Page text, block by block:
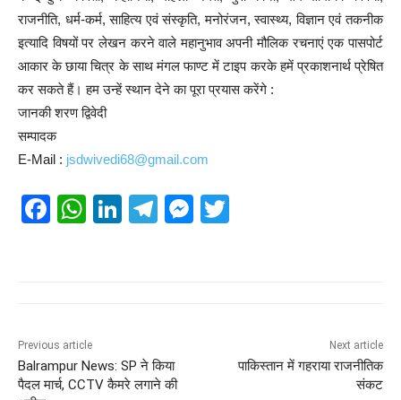
राजनीति, धर्म-कर्म, साहित्य एवं संस्कृति, मनोरंजन, स्वास्थ्य, विज्ञान एवं तकनीक
इत्यादि विषयों पर लेखन करने वाले महानुभाव अपनी मौलिक रचनाएं एक पासपोर्ट
आकार के छाया चित्र के साथ मंगल फाण्ट में टाइप करके हमें प्रकाशनार्थ प्रेषित
कर सकते हैं। हम उन्हें स्थान देने का पूरा प्रयास करेंगे :
जानकी शरण द्विवेदी
सम्पादक
E-Mail : jsdwivedi68@gmail.com
F
o
o
W
p
p
Li
n
T
m
M
Previous article
Balrampur News: SP ने किया
पैदल मार्च, CCTV कैमरे लगाने की
Next article
पाकिस्तान में गहराया राजनीतिक
संकट